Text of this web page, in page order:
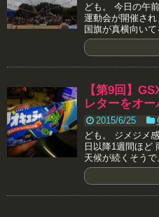
ども。 今日の午
運動会が開催され
国旗が真横向い
【第9回】
レターをオー
2015/6/25
ども。 ジメジメ
日以降1週間ほど
天候が続くそう